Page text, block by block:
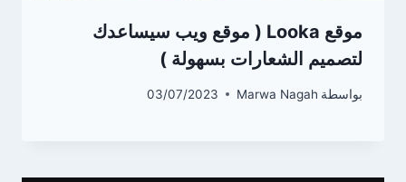
موقع Looka ( موقع ويب سيساعدك
لتصميم الشعارات بسهولة )
بواسطة Marwa Nagah
03/07/2023